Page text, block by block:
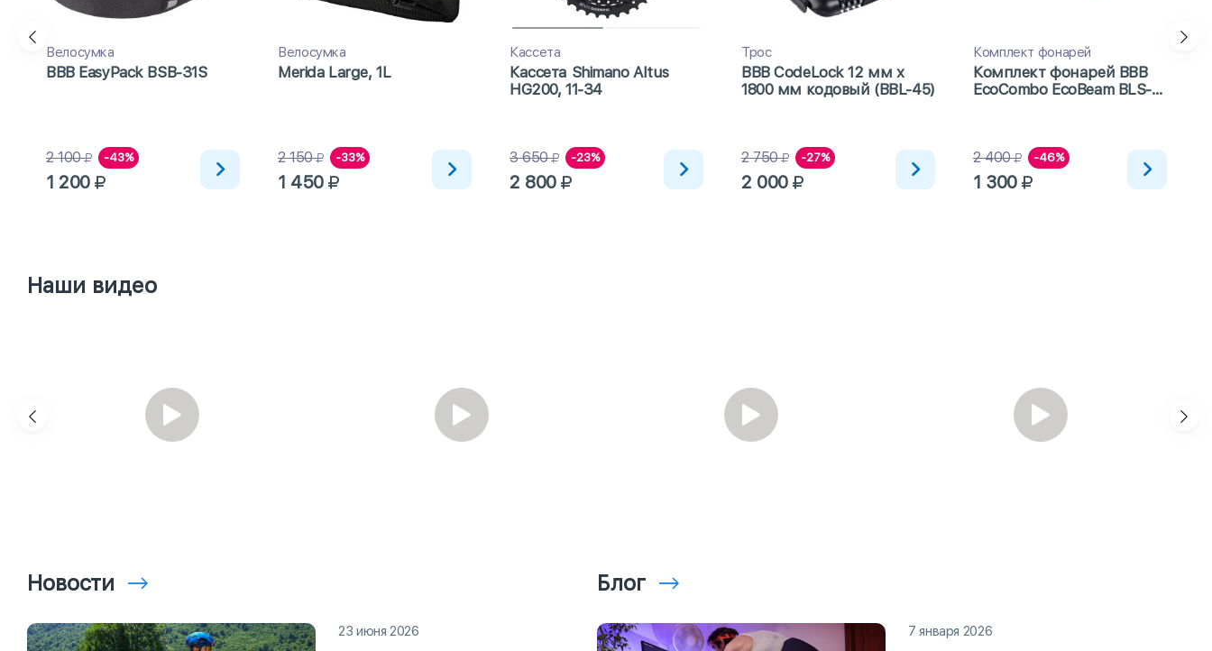
Велосумка
BBB EasyPack BSB-31S
2 100 -43%
1 200
Велосумка
Merida Large, 1L
2 150 -33%
1 450
Кассета
Кассета Shimano Altus
HG200, 11-34
3 650 -23%
2 800
Трос
BBB CodeLock 12 мм x
1800 мм кодовый (BBL-45)
2 750 -27%
2 000
Комплект фонарей
Комплект фонарей BBB
EcoCombo EcoBeam BLS-
2 400 -46%
1 300
Наши видео
Новости
23 июня 2026
Блог
7 января 2026